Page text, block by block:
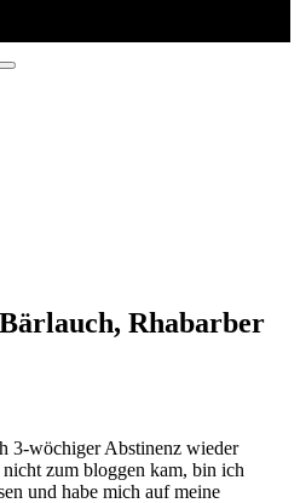
Rhabarber
3-wöchiger Abstinenz wieder
zum bloggen kam, bin ich
und habe mich auf meine